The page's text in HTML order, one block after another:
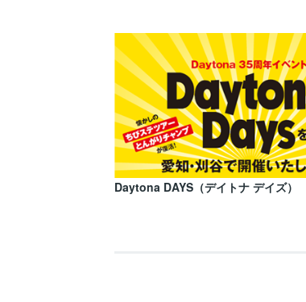
Daytona DAYS（デイトナ デイズ）